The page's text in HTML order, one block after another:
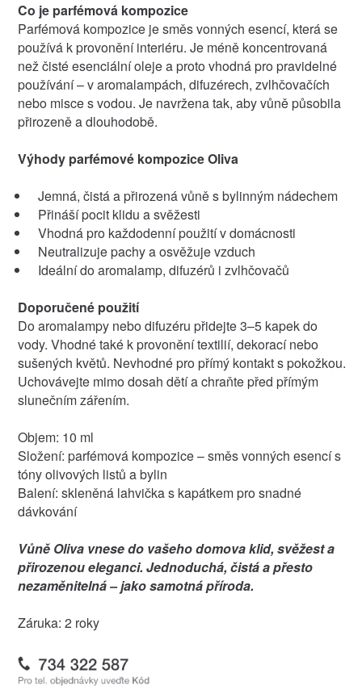
Co je parfémová kompozice
Parfémová kompozice je směs vonných esencí, která se
používá k provonění interiéru. Je méně koncentrovaná
než čisté esenciální oleje a proto vhodná pro pravidelné
používání – v aromalampách, difuzérech, zvlhčovačích
nebo misce s vodou. Je navržena tak, aby vůně působila
přirozeně a dlouhodobě.
Výhody parfémové kompozice Oliva
Jemná, čistá a přirozená vůně s bylinným nádechem
Přináší pocit klidu a svěžesti
Vhodná pro každodenní použití v domácnosti
Neutralizuje pachy a osvěžuje vzduch
Ideální do aromalamp, difuzérů i zvlhčovačů
Doporučené použití
Do aromalampy nebo difuzéru přidejte 3–5 kapek do
vody. Vhodné také k provonění textilií, dekorací nebo
sušených květů. Nevhodné pro přímý kontakt s pokožkou.
Uchovávejte mimo dosah dětí a chraňte před přímým
slunečním zářením.
Objem: 10 ml
Složení: parfémová kompozice – směs vonných esencí s
tóny olivových listů a bylin
Balení: skleněná lahvička s kapátkem pro snadné
dávkování
Vůně Oliva vnese do vašeho domova klid, svěžest a
přirozenou eleganci. Jednoduchá, čistá a přesto
nezaměnitelná – jako samotná příroda.
Záruka: 2 roky